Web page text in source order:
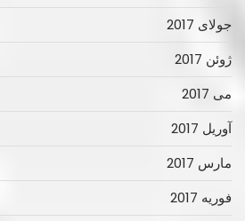
جولای 2017
ژوئن 2017
می 2017
آوریل 2017
مارس 2017
فوریه 2017